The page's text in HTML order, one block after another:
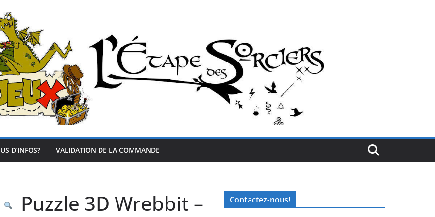
D’INFOS? VALIDATION DE LA COMMANDE
Puzzle 3D Wrebbit –
Contactez-nous!